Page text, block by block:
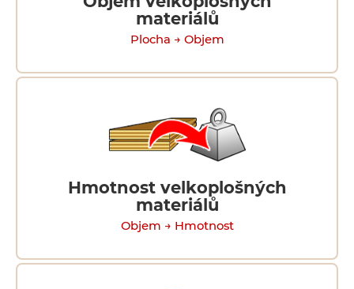
materiálů
Plocha → Objem
Hmotnost velkoplošných
materiálů
Objem → Hmotnost